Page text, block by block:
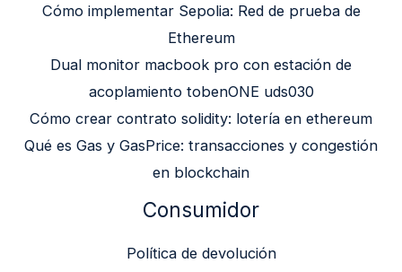
Cómo implementar Sepolia: Red de prueba de
Ethereum
Dual monitor macbook pro con estación de
acoplamiento tobenONE uds030
Cómo crear contrato solidity: lotería en ethereum
Qué es Gas y GasPrice: transacciones y congestión
en blockchain
Consumidor
Política de devolución